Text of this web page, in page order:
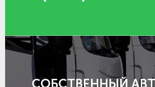
СОБСТВЕННЫЙ